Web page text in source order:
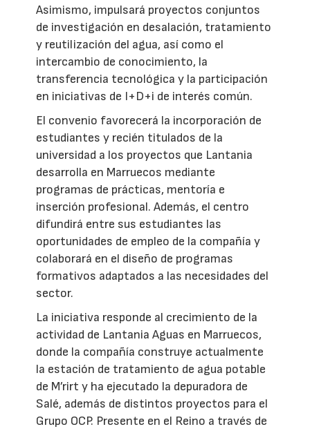
Asimismo, impulsará proyectos conjuntos
de investigación en desalación, tratamiento
y reutilización del agua, así como el
intercambio de conocimiento, la
transferencia tecnológica y la participación
en iniciativas de I+D+i de interés común.
El convenio favorecerá la incorporación de
estudiantes y recién titulados de la
universidad a los proyectos que Lantania
desarrolla en Marruecos mediante
programas de prácticas, mentoría e
inserción profesional. Además, el centro
difundirá entre sus estudiantes las
oportunidades de empleo de la compañía y
colaborará en el diseño de programas
formativos adaptados a las necesidades del
sector.
La iniciativa responde al crecimiento de la
actividad de Lantania Aguas en Marruecos,
donde la compañía construye actualmente
la estación de tratamiento de agua potable
de M’rirt y ha ejecutado la depuradora de
Salé, además de distintos proyectos para el
Grupo OCP. Presente en el Reino a través de